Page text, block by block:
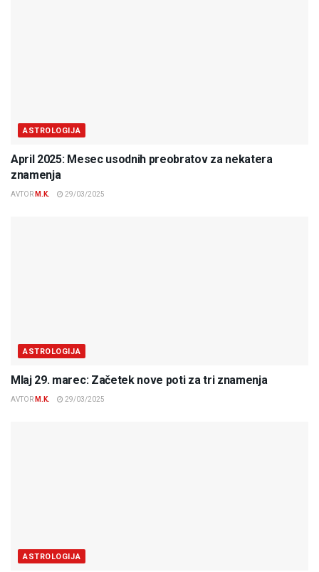
ASTROLOGIJA
April 2025: Mesec usodnih preobratov za nekatera
znamenja
AVTOR M.K. 29/03/2025
ASTROLOGIJA
Mlaj 29. marec: Začetek nove poti za tri znamenja
AVTOR M.K. 29/03/2025
ASTROLOGIJA